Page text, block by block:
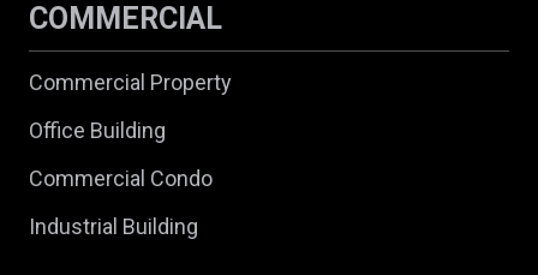
COMMERCIAL
Commercial Property
Office Building
Commercial Condo
Industrial Building